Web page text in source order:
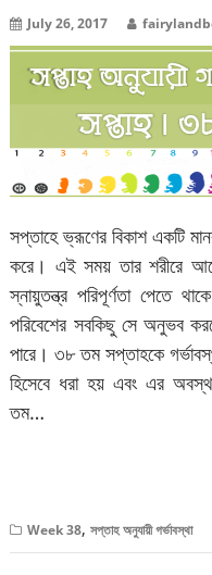
July 26, 2017
সপ্তাহে ভ্রূণের বিকাশ একটি
করে। এই সময় তার শরীরে
স্নায়ুতন্ত্র পরিপূর্ণতা পেতে
পরিবেশের সবকিছু সে অনুভব
পারে। ৩৮ তম সপ্তাহকে
হিসেবে ধরা হয় এবং এর
তম…
Week 38,সপ্তাহ অনুযায়ী গর্ভাবস্থা